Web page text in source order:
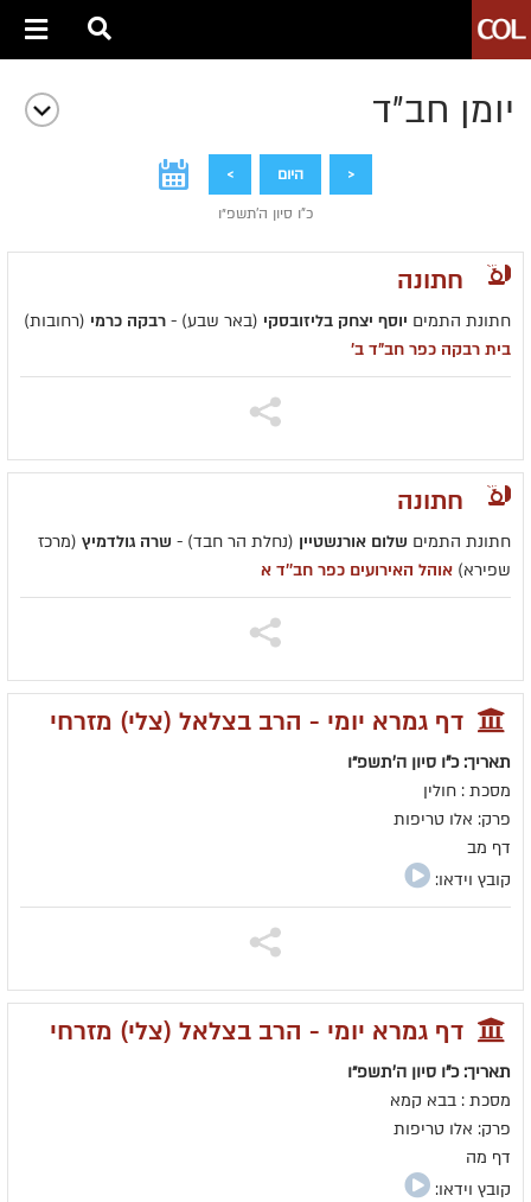
יומן חב״ד
< היום >
כ"ו סיון ה׳תשפ״ו
חתונה
חתונת התמים יוסף יצחק בליזובסקי (באר שבע) - רבקה כרמי (רחובות)
בית רבקה כפר חב"ד ב'
חתונה
חתונת התמים שלום אורנשטיין (נחלת הר חבד) - שרה גולדמיץ (מרכז
שפירא) אוהל האירועים כפר חב''ד א
דף גמרא יומי - הרב בצלאל (צלי) מזרחי
תאריך: כ"ו סיון ה׳תשפ״ו
מסכת : חולין
פרק: אלו טריפות
דף מב
קובץ וידאו:
דף גמרא יומי - הרב בצלאל (צלי) מזרחי
תאריך: כ"ו סיון ה׳תשפ״ו
מסכת : בבא קמא
פרק: אלו טריפות
דף מה
קובץ וידאו: